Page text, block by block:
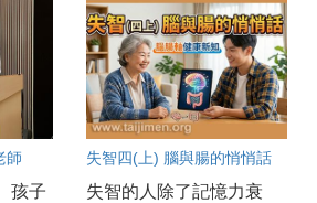
師
孩子
失智四(上) 腦與腸的悄悄話
失智的人除了記憶力衰